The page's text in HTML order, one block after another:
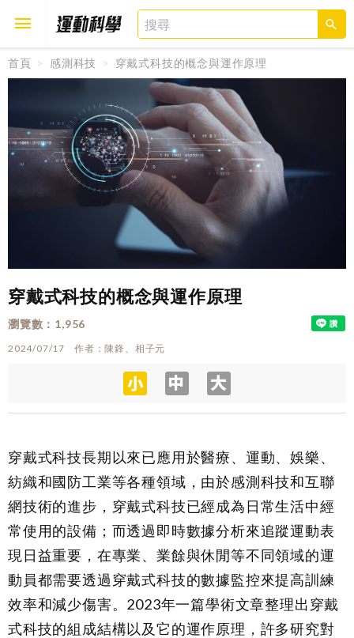
首頁 感測科技 穿戴式科技的概念與運作原理
穿戴式科技的概念與運作原理
瀏覽數 1,956
2024/07/17 作者 陳鋒、相子元
穿戴式科技長期以來已應用於醫療、運動、娛樂、
紡織和國防工業等各種領域，由於感測科技和互聯
網技術的進步，穿戴式科技已經成為日常生活中經
常使用的設備；而透過即時數據分析來追蹤運動表
現日益重要，在專業、業餘與休閒等不同領域的運
動員都需要透過穿戴式科技的數據監控來提高訓練
效率和減少傷害。2023年一篇學術文章整理出穿戴
式科技的組成結構以及它的運作原理，許多研究對
取消 確定